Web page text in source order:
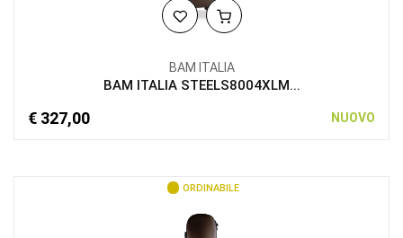
BAM ITALIA
BAM ITALIA STEELS8004XLM...
€ 327,00 NUOVO
ORDINABILE